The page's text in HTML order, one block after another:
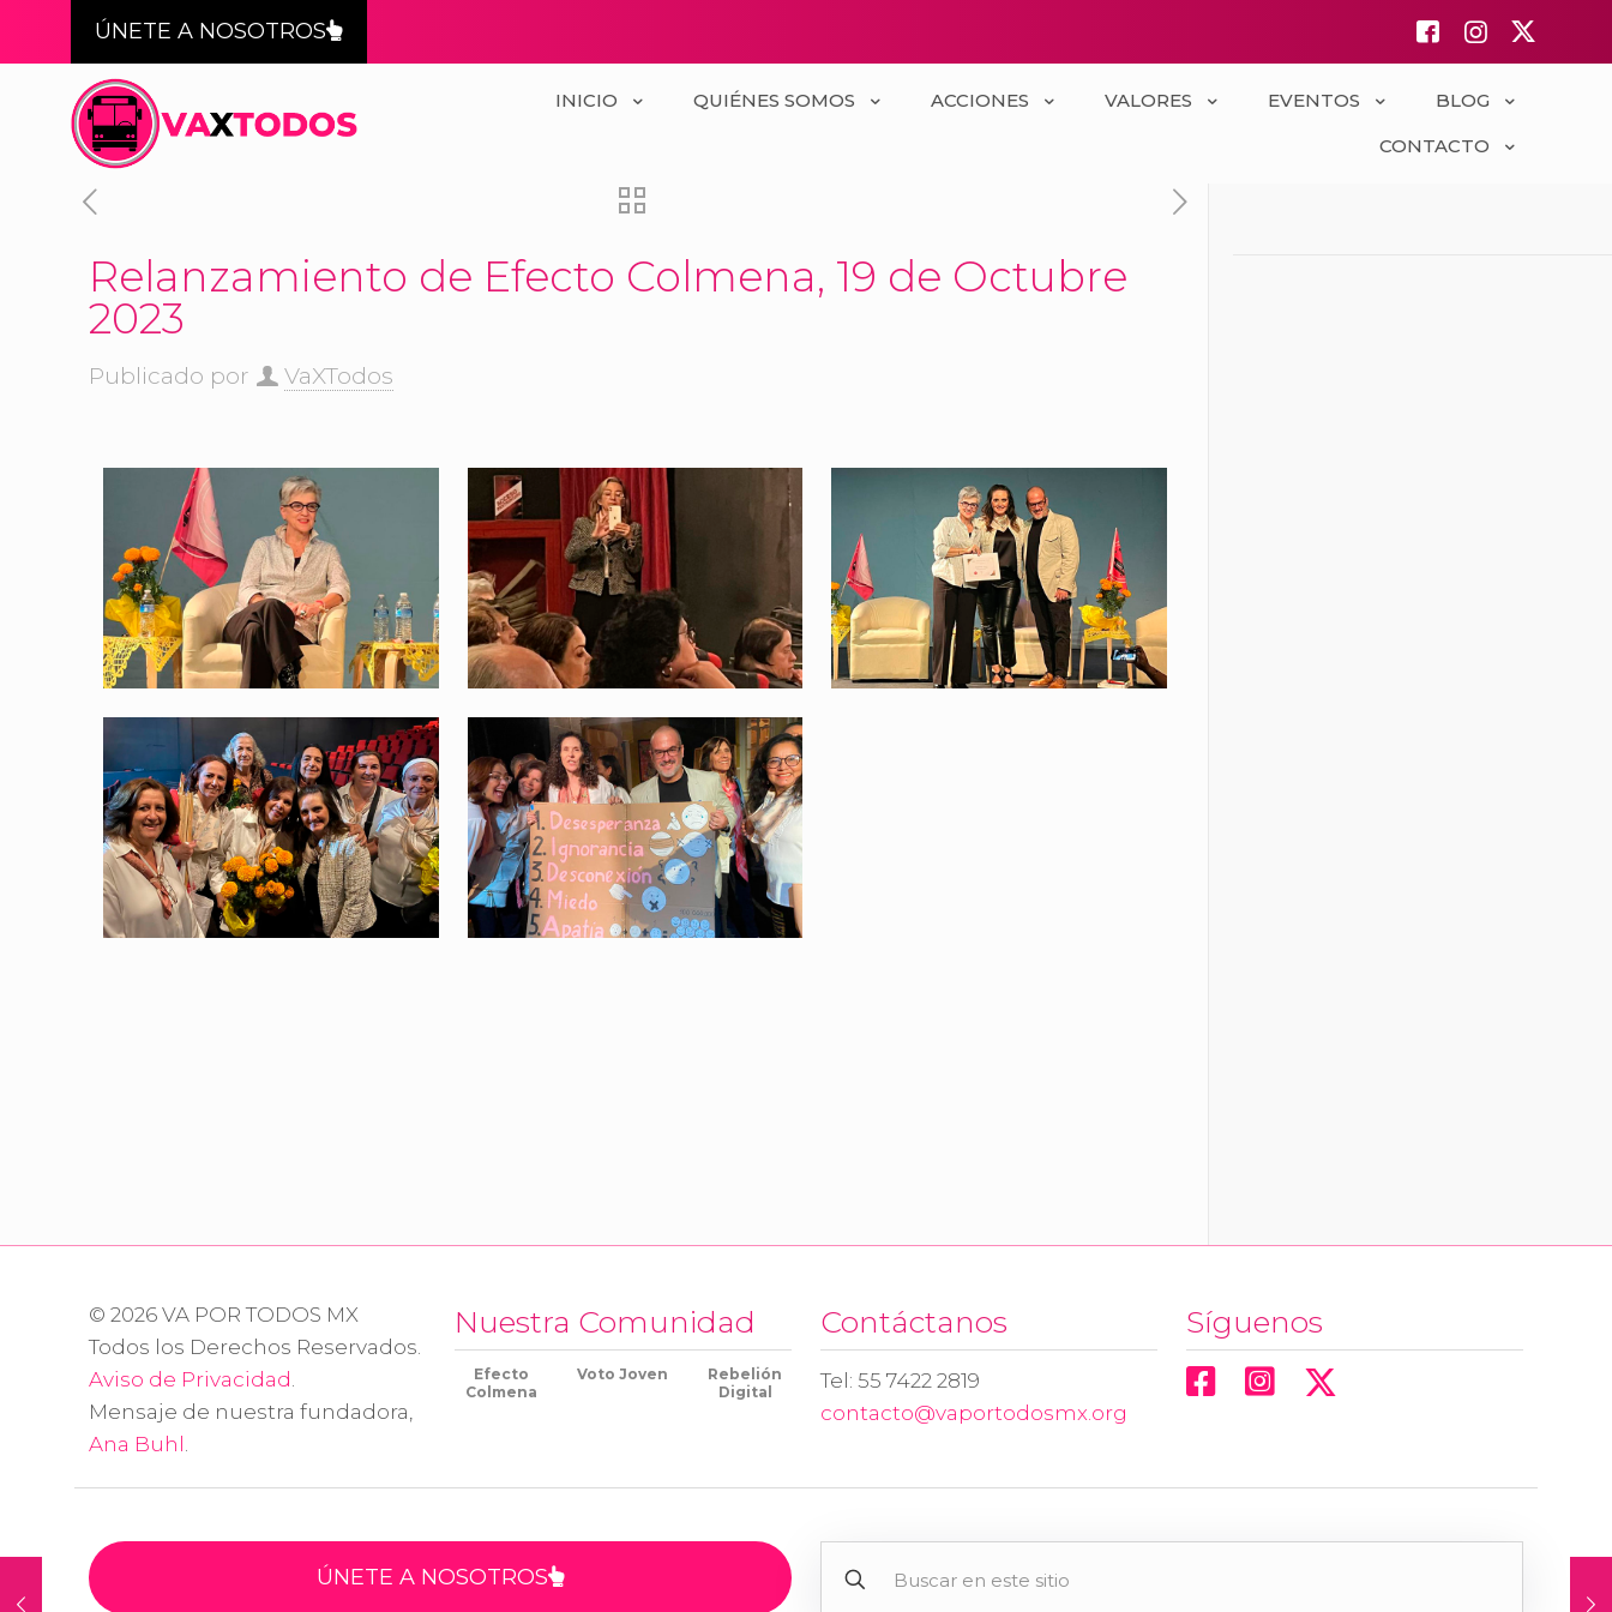
ÚNETE A NOSOTROS
INICIO QUIÉNES SOMOS ACCIONES VALORES EVENTOS
BLOG
CONTACTO
Relanzamiento de Efecto Colmena, 19 de Octubre
2023
Publicado por VaXTodos
© 2026 VA POR TODOS MX
Todos los Derechos Reservados.
Aviso de Privacidad
Mensaje de nuestra fundadora,
Ana Buhl
Nuestra Comunidad
Efecto
Colmena
Voto Joven
Rebelión
Digital
Contáctanos
Tel: 55 7422 2819
contacto@vaportodosmx.org
Síguenos
ÚNETE A NOSOTROS